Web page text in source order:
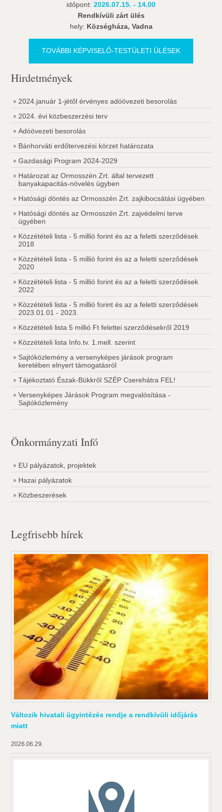
időpont: 2026.07.15. - 14.00
Rendkívüli zárt ülés
hely: Községháza, Vadna
TOVÁBBI KÉPVISELŐ-TESTÜLETI ÜLÉSEK
Hirdetmények
2024.január 1-jétől érvényes adóövezeti besorolás
2024. évi közbeszerzési terv
Adóövezeti besorolás
Bánhorváti erdőtervezési körzet határozata
Gazdasági Program 2024-2029
Határozat az Ormosszén Zrt. által tervezett
banyakapacitás-növelés ügyben
Hatósági döntés az Ormosszén Zrt. zajkibocsátási ügyében
Hatósági döntés az Ormosszén Zrt. zajvédelmi terve
ügyében
Közzétételi lista - 5 millió forint és az a feletti szerződések
2018
Közzétételi lista - 5 millió forint és az a feletti szerződések
2020
Közzétételi lista - 5 millió forint és az a feletti szerződések
2022
Közzétételi lista - 5 millió forint és az a feletti szerződések
2023.01.01 - 2023.
Közzétételi lista 5 millió Ft felettei szerződésekről 2019
Közzétételi lista Info.tv. 1.mell. szerint
Sajtóközlemény a versenyképes járások program
keretében elnyert támogatásról
Tájékoztató Észak-Bükkről SZÉP Cserehátra FEL!
Versenyképes Járások Program megvalósítása -
Sajtóközlemény
Önkormányzati Infó
EU pályázatok, projektek
Hazai pályázatok
Közbeszerések
Legfrisebb hírek
Változik hivatali ügyintézés rendje a rendkívüli időjárás
miatt
2026.06.29.